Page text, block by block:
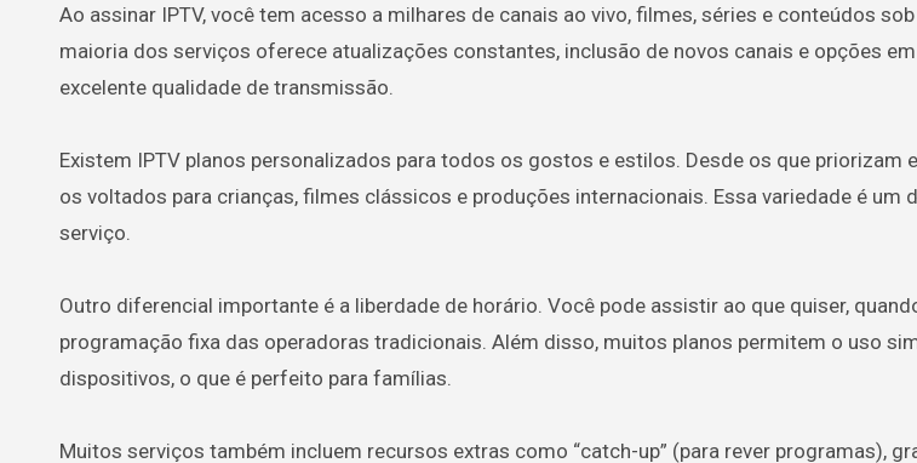
Ao assinar IPTV, você tem acesso a milhares de canais ao vivo, filmes, séries e conteúdos
maioria dos serviços oferece atualizações constantes, inclusão de novos canais e opções
excelente qualidade de transmissão.
Existem IPTV planos personalizados para todos os gostos e estilos. Desde os que priorizam
os voltados para crianças, filmes clássicos e produções internacionais. Essa variedade é um
serviço.
Outro diferencial importante é a liberdade de horário. Você pode assistir ao que quiser,
programação fixa das operadoras tradicionais. Além disso, muitos planos permitem o uso
dispositivos, o que é perfeito para famílias.
Muitos serviços também incluem recursos extras como “catch-up” (para rever programas),